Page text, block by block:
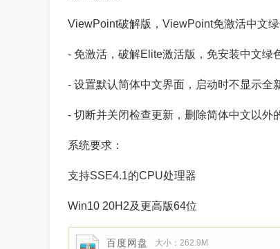
ViewPoint破解版，ViewPoint免激活中文
- 免激活，破解Elite激活版，免安装中文绿
- 设置默认简体中文界面，启动时不显示全
- 切断并关闭检查更新，删除简体中文以外
系统要求：
支持SSE4.1的CPU处理器
Win10 20H2及更高版64位
百度网盘
大小：262.9M